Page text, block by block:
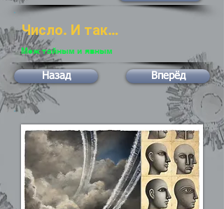
Число. И так…
Меж тайным и явным
Назад Вперёд